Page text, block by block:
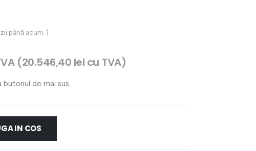
până acum. )
(20.546,40 lei cu TVA)
de mai sus
IN COS